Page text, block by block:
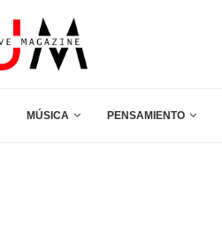
MÚSICA PENSAMIENTO